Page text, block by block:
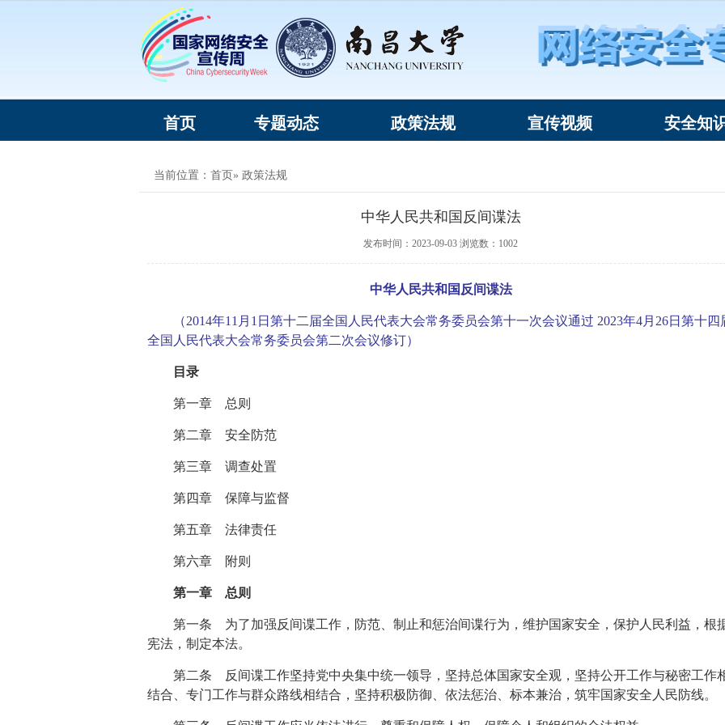
首页 专题动态 政策法规 宣传视频 安全知
当前位置： 首页 » 政策法规
中华人民共和国反间谍法
发布时间：2023-09-03 浏览数： 1002
中华人民共和国反间谍法
（2014年11月1日第十二届全国人民代表大会常务委员会第十一次会议通过 2023年4月26日第十四
全国人民代表大会常务委员会第二次会议修订）
目录
第一章 总则
第二章 安全防范
第三章 调查处置
第四章 保障与监督
第五章 法律责任
第六章 附则
第一章 总则
第一条 为了加强反间谍工作，防范、制止和惩治间谍行为，维护国家安全，保护人民利益，根
宪法，制定本法。
第二条 反间谍工作坚持党中央集中统一领导，坚持总体国家安全观，坚持公开工作与秘密工作
结合、专门工作与群众路线相结合，坚持积极防御、依法惩治、标本兼治，筑牢国家安全人民防线。